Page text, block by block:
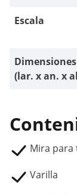
Escala
(lar. x an. x
Mira para
Varilla